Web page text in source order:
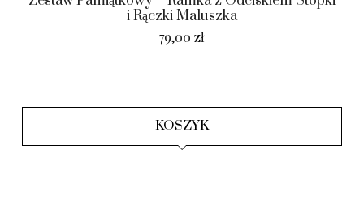
i Rączki Maluszka
79,00 zł
KOSZYK